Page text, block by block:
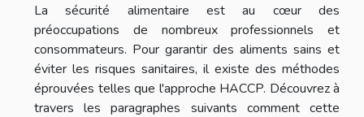
La sécurité alimentaire est au cœur des
préoccupations de nombreux professionnels et
consommateurs. Pour garantir des aliments sains et
éviter les risques sanitaires, il existe des méthodes
éprouvées telles que l'approche HACCP. Découvrez à
travers les paragraphes suivants comment cette